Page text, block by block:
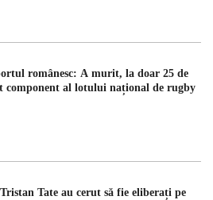
românesc: A murit, la doar 25 de
component al lotului național de rugby
Tate au cerut să fie eliberați pe